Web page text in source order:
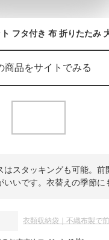
商品をサイトでみる
スタッキングも可能。前
いです。衣替えの季節に
衣類収納袋｜不織布製で